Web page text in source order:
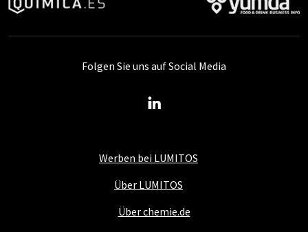
Werben bei LUMITOS
Über LUMITOS
Über chemie.de
Folgen Sie uns auf Social Media